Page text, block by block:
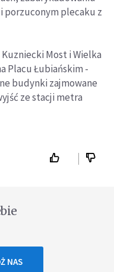
porzuconym plecaku z
Most i Wielka
Placu Łubiańskim -
budynki zajmowane
ze stacji metra
NAS